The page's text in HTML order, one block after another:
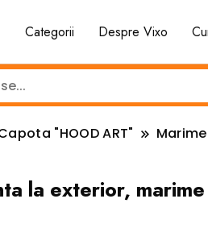
Categorii Despre Vixo
"HOOD ART" Marime
la exterior,